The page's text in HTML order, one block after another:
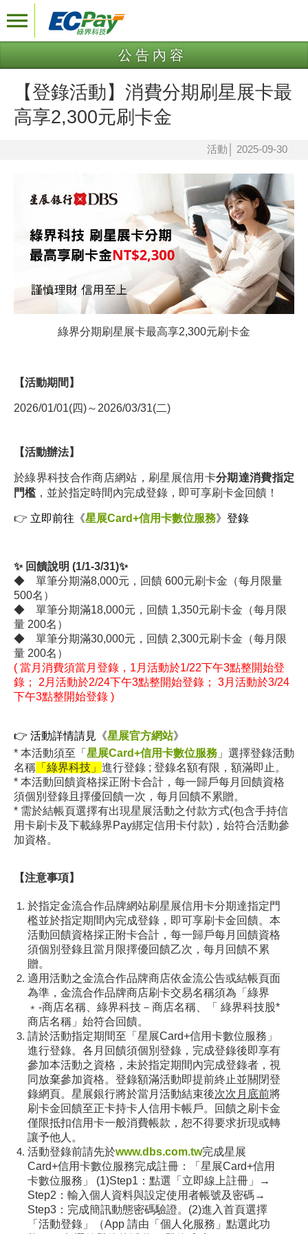
公告內容
【登錄活動】消費分期刷星展卡最
高享2,300元刷卡金
活動 2025-09-30
綠界分期刷星展卡最高享2,300元刷卡金
【活動期間】
2026/01/01(四)～2026/03/31(二)
【活動辦法】
於綠界科技合作商店網站，刷星展信用卡分期達消費指定
門檻 ，並於指定時間內完成登錄，即可享刷卡金回饋！
👉 立即前往《星展Card+信用卡數位服務》登錄
✨ 回饋說明 (1/1-3/31)✨
◆ 單筆分期滿8,000元，回饋 600元刷卡金（每月限量
500名）
◆ 單筆分期滿18,000元， 回饋 1,350元刷卡金（每月限
量 200名）
◆ 單筆分期滿30,000元， 回饋 2,300元刷卡金（每月限
量 200名）
( 當月消費須當月登錄，1月活動於1/22下午3點整開始登
錄； 2月活動於2/24下午3點整開始登錄； 3月活動於3/24
下午3點整開始登錄 )
👉 活動詳情請見《星展官方網站》
* 本活動須至「 星展Card+信用卡數位服務 」 選擇登錄活動
名稱 「綠界科技」 進行登錄 ; 登錄名額有限，額滿即止。
* 本活動回饋資格採正附卡合計，每一歸戶每月回饋資格
須個別登錄且擇優回饋一次 ，每月回饋不累贈。
* 需於結帳頁選擇有出現星展活動之付款方式(包含手持信
用卡刷卡及下載綠界Pay綁定信用卡付款)，始符合活動參
加資格。
【注意事項】
於指定金流合作品牌網站刷星展信用卡分期達指定門
檻並於指定期間內完成登錄，即可享刷卡金回饋。本
活動回饋資格採正附卡合計，每一歸戶每月回饋資格
須個別登錄且當月限擇優回饋乙次，每月回饋不累
贈。
適用活動之金流合作品牌商店依金流公告或結帳頁面
為準，金流合作品牌商店刷卡交易名稱須為「綠界
﹡-商店名稱、綠界科技－商店名稱、「 綠界科技股*
商店名稱」始符合回饋。
請於活動指定期間至「星展Card+信用卡數位服務」
進行登錄。各月回饋須個別登錄，完成登錄後即享有
參加本活動之資格，未於指定期間內完成登錄者，視
同放棄參加資格。登錄額滿活動即提前終止並關閉登
錄網頁。星展銀行將於當月活動結束後次次月底前將
刷卡金回饋至正卡持卡人信用卡帳戶。回饋之刷卡金
僅限抵扣信用卡一般消費帳款，恕不得要求折現或轉
讓予他人。
活動登錄前請先於www.dbs.com.tw完成星展
Card+信用卡數位服務完成註冊：「星展Card+信用
卡數位服務」 (1)Step1：點選「立即線上註冊」→
Step2：輸入個人資料與設定使用者帳號及密碼→
Step3：完成簡訊動態密碼驗證。(2)進入首頁選擇
「活動登錄」（App 請由「個人化服務」點選此功